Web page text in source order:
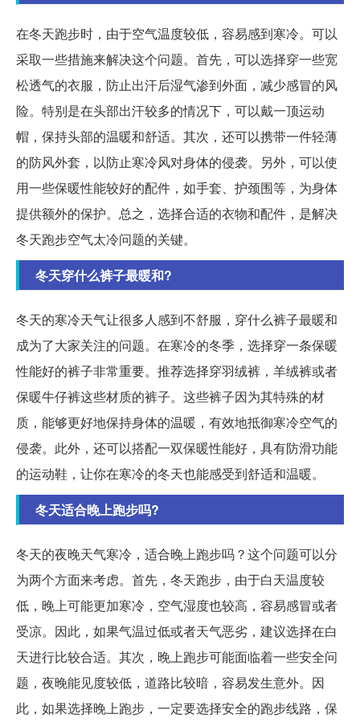
在冬天跑步时，由于空气温度较低，容易感到寒冷。可以
采取一些措施来解决这个问题。首先，可以选择穿一些宽
松透气的衣服，防止出汗后湿气渗到外面，减少感冒的风
险。特别是在头部出汗较多的情况下，可以戴一顶运动
帽，保持头部的温暖和舒适。其次，还可以携带一件轻薄
的防风外套，以防止寒冷风对身体的侵袭。另外，可以使
用一些保暖性能较好的配件，如手套、护颈围等，为身体
提供额外的保护。总之，选择合适的衣物和配件，是解决
冬天跑步空气太冷问题的关键。
冬天穿什么裤子最暖和?
冬天的寒冷天气让很多人感到不舒服，穿什么裤子最暖和
成为了大家关注的问题。在寒冷的冬季，选择穿一条保暖
性能好的裤子非常重要。推荐选择穿羽绒裤，羊绒裤或者
保暖牛仔裤这些材质的裤子。这些裤子因为其特殊的材
质，能够更好地保持身体的温暖，有效地抵御寒冷空气的
侵袭。此外，还可以搭配一双保暖性能好，具有防滑功能
的运动鞋，让你在寒冷的冬天也能感受到舒适和温暖。
冬天适合晚上跑步吗?
冬天的夜晚天气寒冷，适合晚上跑步吗？这个问题可以分
为两个方面来考虑。首先，冬天跑步，由于白天温度较
低，晚上可能更加寒冷，空气湿度也较高，容易感冒或者
受凉。因此，如果气温过低或者天气恶劣，建议选择在白
天进行比较合适。其次，晚上跑步可能面临着一些安全问
题，夜晚能见度较低，道路比较暗，容易发生意外。因
此，如果选择晚上跑步，一定要选择安全的跑步线路，保